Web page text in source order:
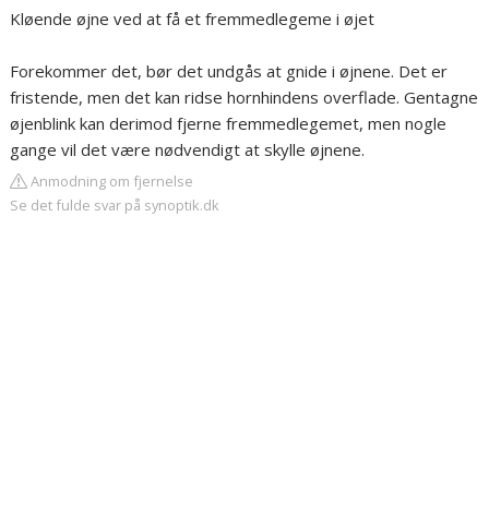
Kløende øjne ved at få et fremmedlegeme i øjet
Forekommer det, bør det undgås at gnide i øjnene. Det er
fristende, men det kan ridse hornhindens overflade. Gentagne
øjenblink kan derimod fjerne fremmedlegemet, men nogle
gange vil det være nødvendigt at skylle øjnene.
Anmodning om fjernelse
Se det fulde svar på synoptik.dk